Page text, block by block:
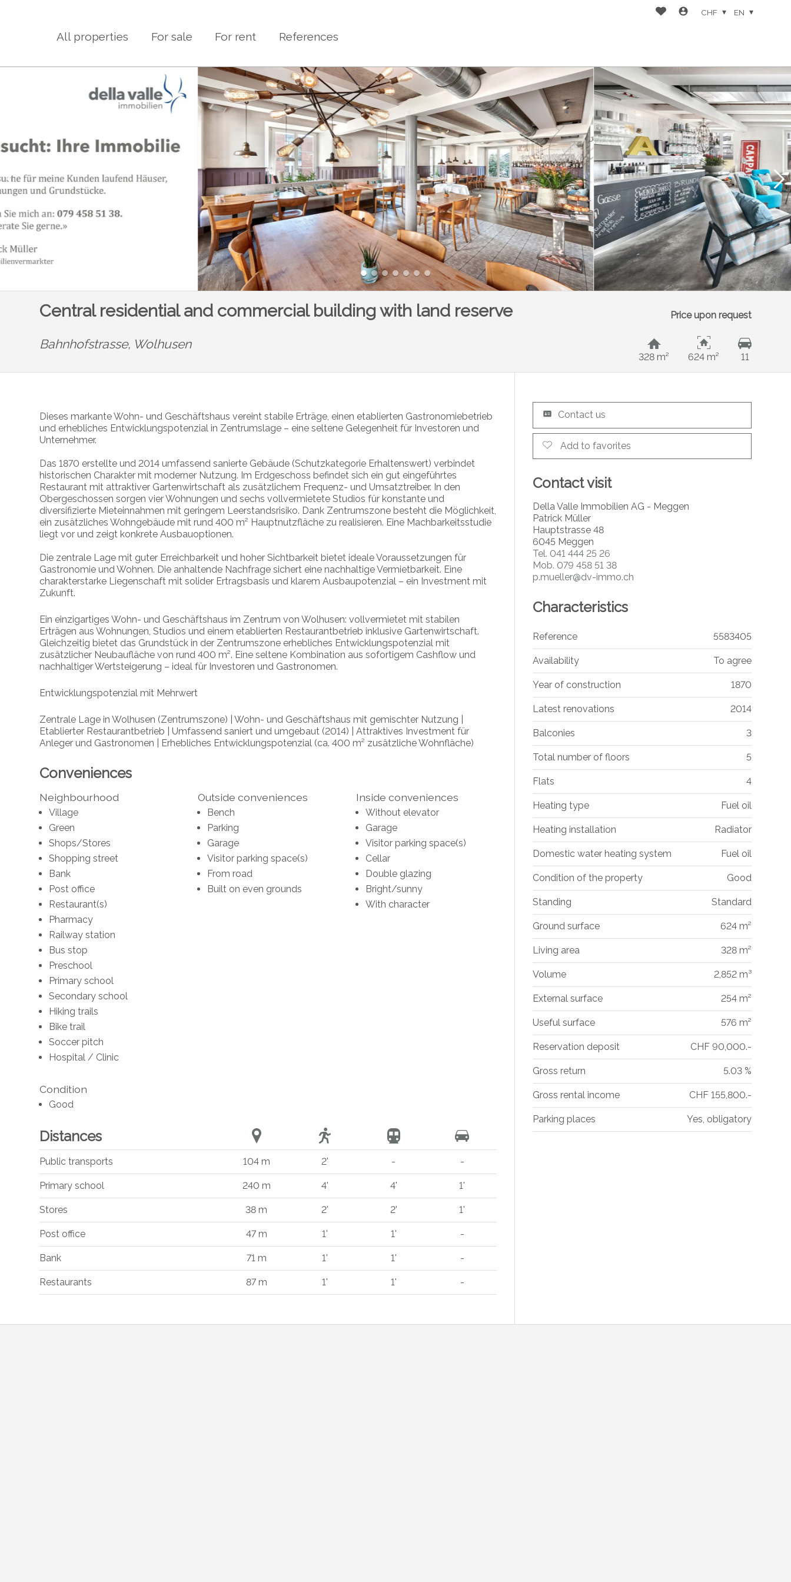
All properties For sale For rent References
CHF EN
Central residential and commercial building with land reserve Price upon request
Bahnhofstrasse, Wolhusen
328 m² 624 m² 11
Dieses markante Wohn- und Geschäftshaus vereint stabile Erträge, einen etablierten Gastronomiebetrieb
und erhebliches Entwicklungspotenzial in Zentrumslage – eine seltene Gelegenheit für Investoren und
Unternehmer.
Das 1870 erstellte und 2014 umfassend sanierte Gebäude (Schutzkategorie Erhaltenswert) verbindet
historischen Charakter mit moderner Nutzung. Im Erdgeschoss befindet sich ein gut eingeführtes
Restaurant mit attraktiver Gartenwirtschaft als zusätzlichem Frequenz- und Umsatztreiber. In den
Obergeschossen sorgen vier Wohnungen und sechs vollvermietete Studios für konstante und
diversifizierte Mieteinnahmen mit geringem Leerstandsrisiko. Dank Zentrumszone besteht die Möglichkeit,
ein zusätzliches Wohngebäude mit rund 400 m² Hauptnutzfläche zu realisieren. Eine Machbarkeitsstudie
liegt vor und zeigt konkrete Ausbauoptionen.
Die zentrale Lage mit guter Erreichbarkeit und hoher Sichtbarkeit bietet ideale Voraussetzungen für
Gastronomie und Wohnen. Die anhaltende Nachfrage sichert eine nachhaltige Vermietbarkeit. Eine
charakterstarke Liegenschaft mit solider Ertragsbasis und klarem Ausbaupotenzial – ein Investment mit
Zukunft.
Ein einzigartiges Wohn- und Geschäftshaus im Zentrum von Wolhusen: vollvermietet mit stabilen
Erträgen aus Wohnungen, Studios und einem etablierten Restaurantbetrieb inklusive Gartenwirtschaft.
Gleichzeitig bietet das Grundstück in der Zentrumszone erhebliches Entwicklungspotenzial mit
zusätzlicher Neubaufläche von rund 400 m². Eine seltene Kombination aus sofortigem Cashflow und
nachhaltiger Wertsteigerung – ideal für Investoren und Gastronomen.
Entwicklungspotenzial mit Mehrwert
Zentrale Lage in Wolhusen (Zentrumszone) | Wohn- und Geschäftshaus mit gemischter Nutzung |
Etablierter Restaurantbetrieb | Umfassend saniert und umgebaut (2014) | Attraktives Investment für
Anleger und Gastronomen | Erhebliches Entwicklungspotenzial (ca. 400 m² zusätzliche Wohnfläche)
Conveniences
Neighbourhood
Village
Green
Shops/Stores
Shopping street
Bank
Post office
Restaurant(s)
Pharmacy
Railway station
Bus stop
Preschool
Primary school
Secondary school
Hiking trails
Bike trail
Soccer pitch
Hospital / Clinic
Outside conveniences
Bench
Parking
Garage
Visitor parking space(s)
From road
Built on even grounds
Inside conveniences
Without elevator
Garage
Visitor parking space(s)
Cellar
Double glazing
Bright/sunny
With character
Condition
Good
Distances
Public transports 104 m 2' - -
Primary school 240 m 4' 4' 1'
Stores 38 m 2' 2' 1'
Post office 47 m 1' 1' -
Bank 71 m 1' 1' -
Restaurants 87 m 1' 1' -
Contact us
Add to favorites
Contact visit
Della Valle Immobilien AG - Meggen
Patrick Müller
Hauptstrasse 48
6045 Meggen
Tel. 041 444 25 26
Mob. 079 458 51 38
p.mueller@dv-immo.ch
Characteristics
Reference 5583405
Availability To agree
Year of construction 1870
Latest renovations 2014
Balconies 3
Total number of floors 5
Flats 4
Heating type Fuel oil
Heating installation Radiator
Domestic water heating system Fuel oil
Condition of the property Good
Standing Standard
Ground surface 624 m²
Living area 328 m²
Volume 2,852 m³
External surface 254 m²
Useful surface 576 m²
Reservation deposit CHF 90,000.-
Gross return 5.03 %
Gross rental income CHF 155,800.-
Parking places Yes, obligatory